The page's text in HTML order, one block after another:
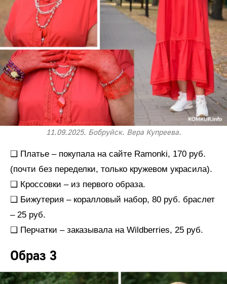
11.09.2025. Бобруйск. Вера Купреева.
❑ Платье – покупала на сайте Ramonki, 170 руб.
(почти без переделки, только кружевом украсила).
❑ Кроссовки – из первого образа.
❑ Бижутерия – коралловый набор, 80 руб. браслет
– 25 руб.
❑ Перчатки – заказывала на Wildberries, 25 руб.
Образ 3